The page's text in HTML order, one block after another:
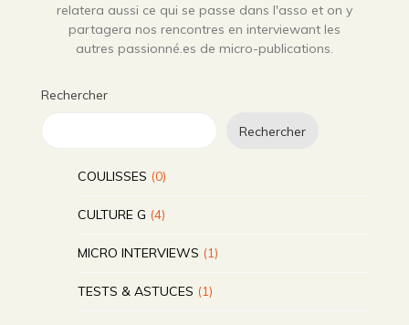
relatera aussi ce qui se passe dans l'asso et on y
partagera nos rencontres en interviewant les
autres passionné.es de micro-publications.
Rechercher
Rechercher
COULISSES (0)
CULTURE G (4)
MICRO INTERVIEWS (1)
TESTS & ASTUCES (1)